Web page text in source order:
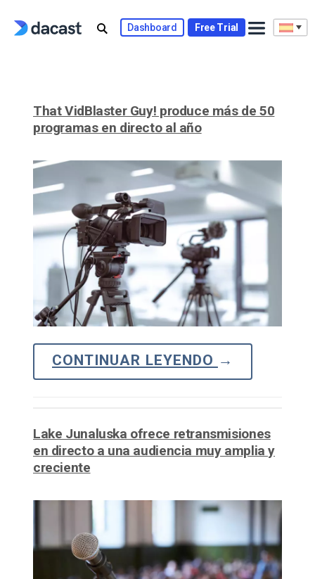
Dashboard Free Trial
That VidBlaster Guy! produce más de 50
programas en directo al año
CONTINUAR LEYENDO →
Lake Junaluska ofrece retransmisiones
en directo a una audiencia muy amplia y
creciente